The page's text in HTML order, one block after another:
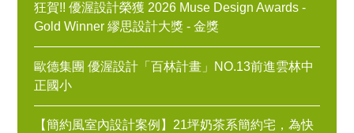
狂賀!! 優渥設計榮獲 2026 Muse Design Awards -
Gold Winner 繆思設計大獎 - 金獎
歐德集團 優渥設計「百林計畫」NO.13前進雲林中
正國小
【簡約風室內設計案例】21坪奶茶系簡約宅，為快